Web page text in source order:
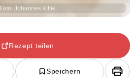
Foto: Johannes Kittel
Rezept teilen
Speichern